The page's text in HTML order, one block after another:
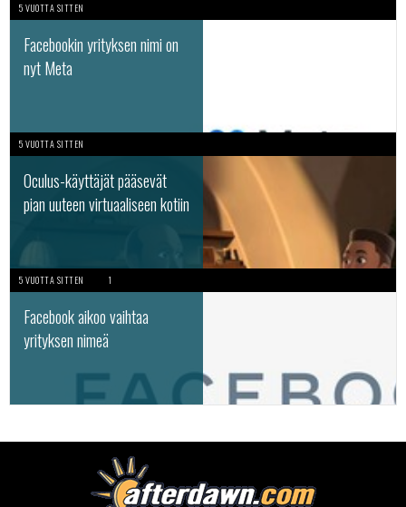
5 VUOTTA SITTEN
Facebookin yrityksen nimi on
nyt Meta
5 VUOTTA SITTEN
Oculus-käyttäjät pääsevät
pian uuteen virtuaaliseen kotiin
5 VUOTTA SITTEN 1
Facebook aikoo vaihtaa
yrityksen nimeä